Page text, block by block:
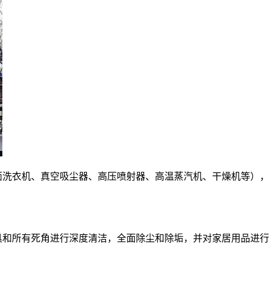
衣机、真空吸尘器、高压喷射器、高温蒸汽机、干燥机等），
所有死角进行深度清洁，全面除尘和除垢，并对家居用品进行